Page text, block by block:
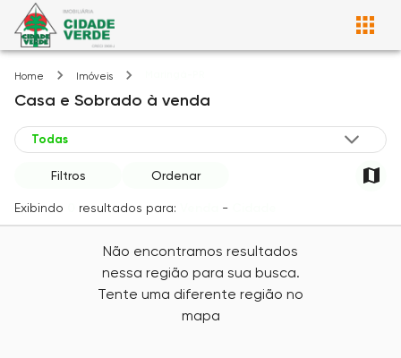
Home Imóveis
Casa e Sobrado à venda
Filtros Ordenar
Exibindo resultados para: -
Não encontramos resultados
nessa região para sua busca.
Tente uma diferente região no
mapa